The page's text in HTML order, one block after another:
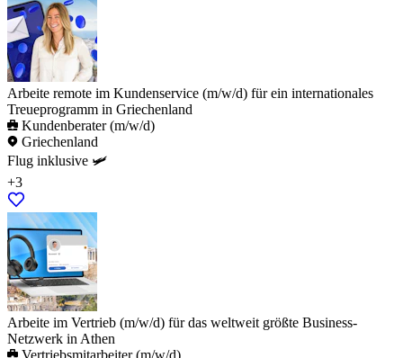
Arbeite remote im Kundenservice (m/w/d) für ein internationales
Treueprogramm in Griechenland
Kundenberater (m/w/d)
Griechenland
Flug inklusive 🛩️
+3
Arbeite im Vertrieb (m/w/d) für das weltweit größte Business-
Netzwerk in Athen
Vertriebsmitarbeiter (m/w/d)